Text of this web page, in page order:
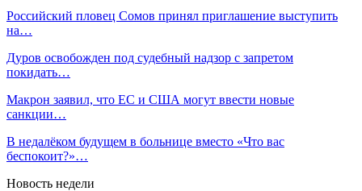
Российский пловец Сомов принял приглашение выступить
на…
Дуров освобожден под судебный надзор с запретом
покидать…
Макрон заявил, что ЕС и США могут ввести новые
санкции…
В недалёком будущем в больнице вместо «Что вас
беспокоит?»…
Новость недели